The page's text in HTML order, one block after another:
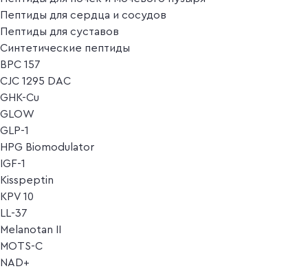
Пептиды для сердца и сосудов
Пептиды для суставов
Синтетические пептиды
BPC 157
CJC 1295 DAC
GHK-Cu
GLOW
GLP-1
HPG Biomodulator
IGF-1
Kisspeptin
KPV 10
LL-37
Melanotan II
MOTS-C
NAD+